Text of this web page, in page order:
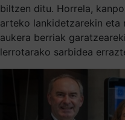
biltzen ditu. Horrela,
arteko lankidetzarekin eta
aukera berriak
lerrotarako sarbidea